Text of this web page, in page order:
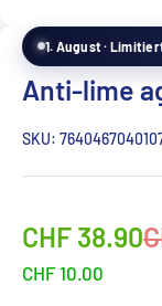
1. August ·
Anti-lime
SKU:
CHF 38.90
CHF 10.00